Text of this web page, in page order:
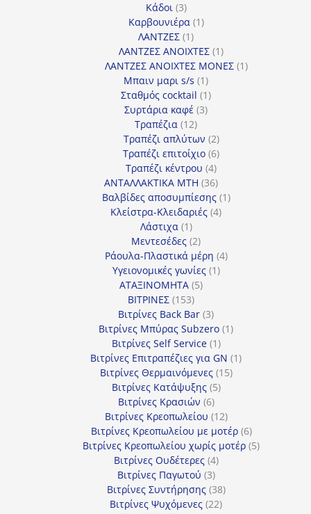
Κάδοι 33
προϊόντα
Καρβουνιέρα 11
ΛΑΝΤΖΕΣ 11
προϊόν
ΛΑΝΤΖΕΣ ΑΝΟΙΧΤΕΣ 11
προϊόν
ΛΑΝΤΖΕΣ ΑΝΟΙΧΤΕΣ ΜΟΝΕΣ 11
Μπαιν μαρι s/s 11
προϊόν
Σταθμός cocktail 11
Συρτάρια καφέ 33
Τραπέζια 1212
προϊόντα
Τραπέζι απλύτων 22
προϊόντα
Τραπέζι επιτοίχιο 66
προϊόντα
Τραπέζι κέντρου 44
προϊόντα
ΑΝΤΑΛΛΑΚΤΙΚΑ MTH 3636
προϊόντα
Βαλβίδες αποσυμπίεσης 11
Κλείστρα-Κλειδαριές 44
Λάστιχα 11
προϊόν
Μεντεσέδες 22
προϊόντα
Ράουλα-Πλαστικά μέρη 44
Υγειονομικές γωνίες 11
ΑΤΑΞΙΝΟΜΗΤΑ 55
ΒΙΤΡΙΝΕΣ 153153
προϊόντα
Βιτρίνες Back Bar 33
προϊόντα
Βιτρίνες Mπύρας Subzero 11
Βιτρίνες Self Service 11
προϊόν
Βιτρίνες Επιτραπέζιες για GN 11
Βιτρίνες Θερμαινόμενες 1515
Βιτρίνες Κατάψυξης 55
Βιτρίνες Κρασιών 66
προϊόντα
Βιτρίνες Κρεοπωλείου 1212
προϊόντα
Βιτρίνες Κρεοπωλείου με μοτέρ 66
προϊόντα
Βιτρίνες Κρεοπωλείου χωρίς μοτέρ 55
Βιτρίνες Ουδέτερες 44
προϊόντα
Βιτρίνες Παγωτού 33
προϊόντα
Βιτρίνες Συντήρησης 3838
προϊόντα
Βιτρίνες Ψυχόμενες 2222